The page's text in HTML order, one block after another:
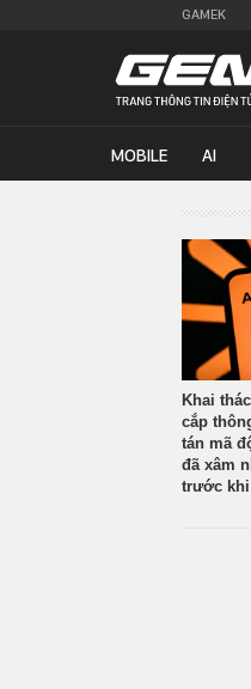
GAMEK
MOBILE AI
Khai
cắp
tán mã
đã xâm
trước